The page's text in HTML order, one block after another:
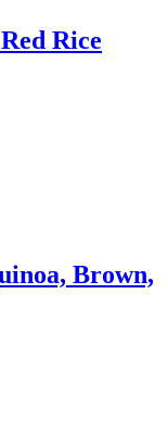
Rice
Brown,